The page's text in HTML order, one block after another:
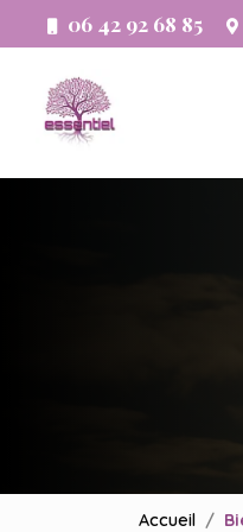
au
contenu
principal
06 42 92 68 85
Accueil